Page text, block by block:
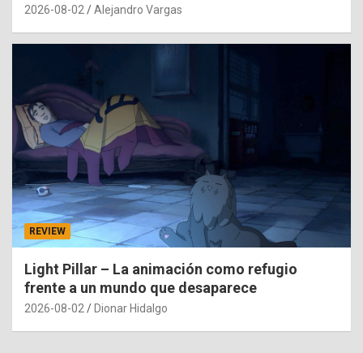
2026-08-02 Alejandro Vargas
REVIEW
Light Pillar – La animación como refugio
frente a un mundo que desaparece
2026-08-02 Dionar Hidalgo